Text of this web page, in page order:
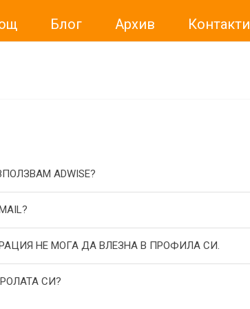
Блог Архив Контакти
ADWISE?
НЕ МОГА ДА ВЛЕЗНА В ПРОФИЛА СИ.
СИ?